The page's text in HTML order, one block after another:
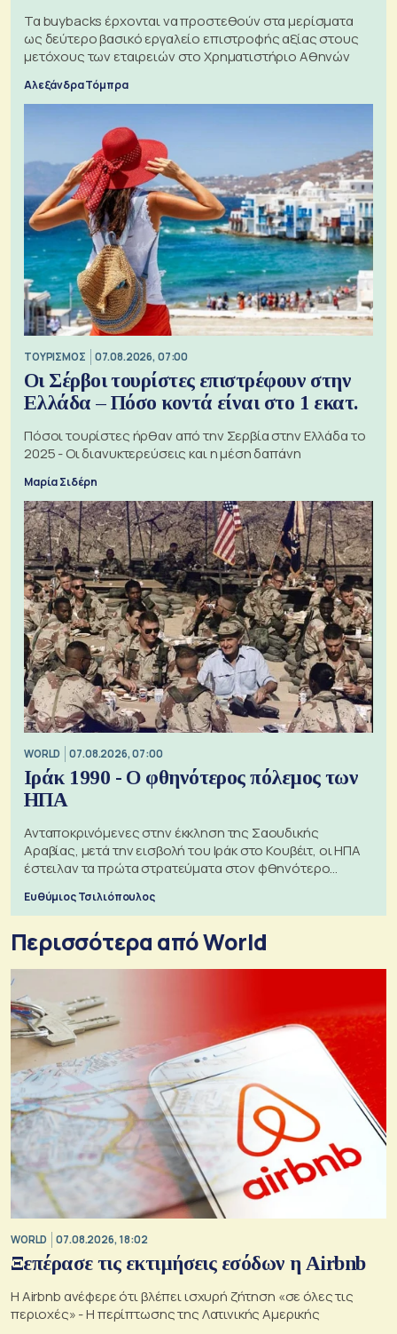
Τα buybacks έρχονται να προστεθούν στα μερίσματα
ως δεύτερο βασικό εργαλείο επιστροφής αξίας στους
μετόχους των εταιρειών στο Χρηματιστήριο Αθηνών
Αλεξάνδρα Τόμπρα
ΤΟΥΡΙΣΜΟΣ 07.08.2026, 07:00
Οι Σέρβοι τουρίστες επιστρέφουν στην
Ελλάδα – Πόσο κοντά είναι στο 1 εκατ.
Πόσοι τουρίστες ήρθαν από την Σερβία στην Ελλάδα το
2025 - Οι διανυκτερεύσεις και η μέση δαπάνη
Μαρία Σιδέρη
WORLD 07.08.2026, 07:00
Ιράκ 1990 - Ο φθηνότερος πόλεμος των
ΗΠΑ
Ανταποκρινόμενες στην έκκληση της Σαουδικής
Αραβίας, μετά την εισβολή του Ιράκ στο Κουβέιτ, οι ΗΠΑ
έστειλαν τα πρώτα στρατεύματα στον φθηνότερο
Ευθύμιος Τσιλιόπουλος
Περισσότερα από World
WORLD 07.08.2026, 18:02
Ξεπέρασε τις εκτιμήσεις εσόδων η Airbnb
Η Airbnb ανέφερε ότι βλέπει ισχυρή ζήτηση «σε όλες τις
περιοχές» - Η περίπτωσης της Λατινικής Αμερικής